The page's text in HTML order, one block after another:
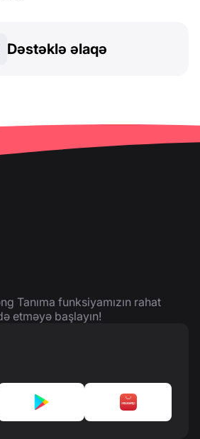
Dəstəklə əlaqə
Tanıma funksiyamızın rahat
etməyə başlayın!